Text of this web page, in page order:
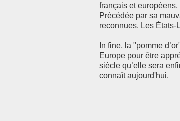
français et
Précédée par sa
reconnues. Les États-
In fine, la "pomme
Europe pour être
siècle qu’elle sera
connaît aujourd'hui.